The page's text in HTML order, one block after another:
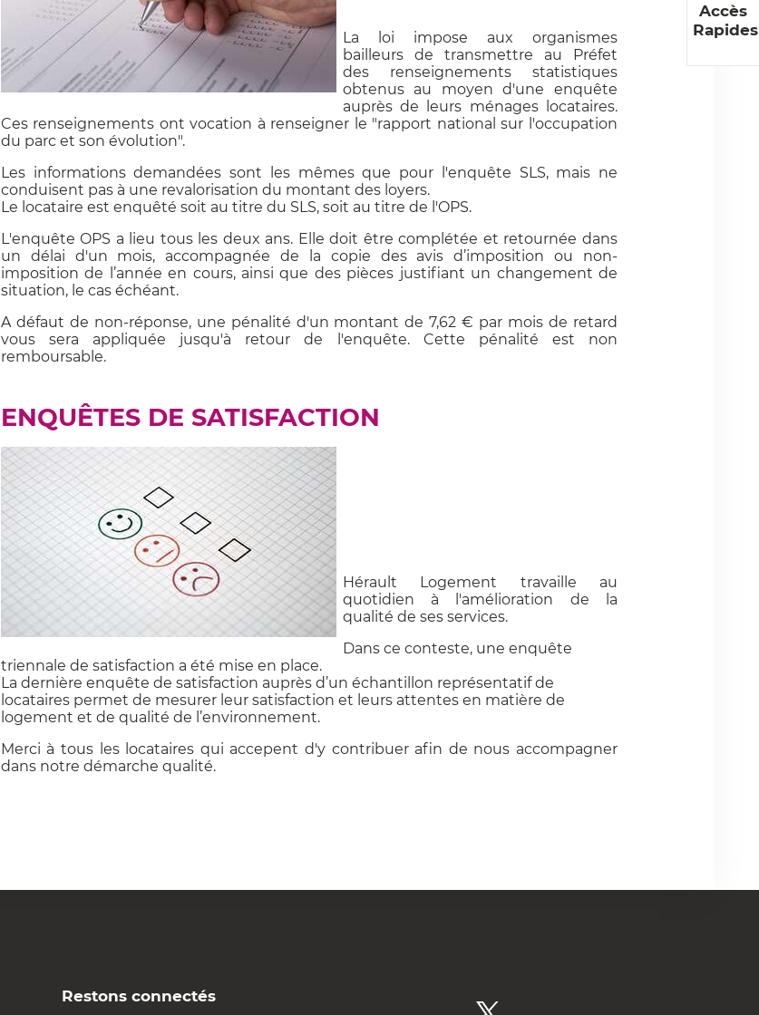
Accès
Rapides
La loi impose aux organismes
bailleurs de transmettre au Préfet
des renseignements statistiques
obtenus au moyen d'une enquête
auprès de leurs ménages locataires.
Ces renseignements ont vocation à renseigner le "rapport national sur l'occupation
du parc et son évolution".
Les informations demandées sont les mêmes que pour l'enquête SLS, mais ne
conduisent pas à une revalorisation du montant des loyers.
Le locataire est enquêté soit au titre du SLS, soit au titre de l'OPS.
L'enquête OPS a lieu tous les deux ans. Elle doit être complétée et retournée dans
un délai d'un mois, accompagnée de la copie des avis d’imposition ou non-
imposition de l’année en cours, ainsi que des pièces justifiant un changement de
situation, le cas échéant.
A défaut de non-réponse, une pénalité d'un montant de 7,62 € par mois de retard
vous sera appliquée jusqu'à retour de l'enquête. Cette pénalité est non
remboursable.
ENQUÊTES DE SATISFACTION
Hérault Logement travaille au
quotidien à l'amélioration de la
qualité de ses services.
Dans ce conteste, une enquête
triennale de satisfaction a été mise en place.
La dernière enquête de satisfaction auprès d’un échantillon représentatif de
locataires permet de mesurer leur satisfaction et leurs attentes en matière de
logement et de qualité de l’environnement.
Merci à tous les locataires qui accepent d'y contribuer afin de nous accompagner
dans notre démarche qualité.
Restons connectés